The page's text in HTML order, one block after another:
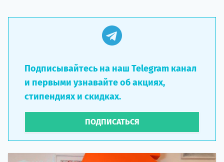
Подписывайтесь на наш Telegram канал
и первыми узнавайте об акциях,
стипендиях и скидках.
ПОДПИСАТЬСЯ